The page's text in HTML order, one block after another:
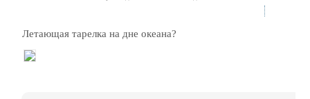
Летающая тарелка на дне океана?